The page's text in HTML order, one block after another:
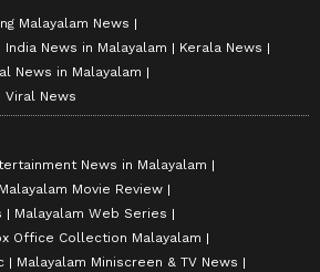
Malayalam News
India News in Malayalam
Kerala News
News in Malayalam
Viral News
News in Malayalam
Malayalam Movie Review
Malayalam Web Series
Office Collection Malayalam
Malayalam Miniscreen & TV News